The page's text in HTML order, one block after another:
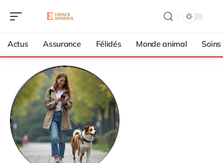
Actus Assurance Félidés Monde animal Soins